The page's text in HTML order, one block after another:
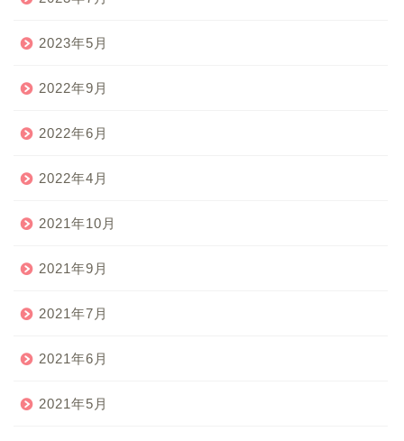
2023年5月
2022年9月
2022年6月
2022年4月
2021年10月
2021年9月
2021年7月
2021年6月
2021年5月